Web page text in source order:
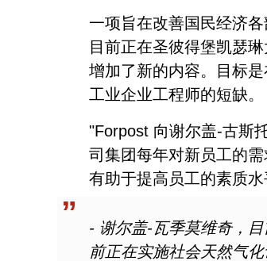
一项旨在改善国民经济
目前正在圣彼得堡凯瑟
增加了新的内容。目标
工业企业工程师的短缺。
"Forpost 向谢尔盖-古斯
司集团每年对新员工的
有助于提高员工的素质
- 谢尔盖-瓦季莫维奇，
前正在实施社会天然气